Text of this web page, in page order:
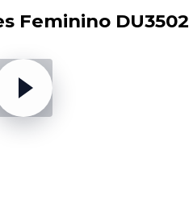
Feminino DU3502